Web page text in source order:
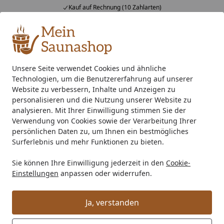
Unsere Seite verwendet Cookies und ähnliche
Technologien, um die Benutzererfahrung auf unserer
Website zu verbessern, Inhalte und Anzeigen zu
personalisieren und die Nutzung unserer Website zu
analysieren. Mit Ihrer Einwilligung stimmen Sie der
Verwendung von Cookies sowie der Verarbeitung Ihrer
persönlichen Daten zu, um Ihnen ein bestmögliches
Surferlebnis und mehr Funktionen zu bieten.
Sie können Ihre Einwilligung jederzeit in den Cookie-
Einstellungen anpassen oder widerrufen.
Ja, verstanden
Kauf auf Rechnung (10 Zahlarten)
Alle Produkte
Mein Konto
Suchen
Startseite
Zubehör Saunaausstattung Sauna Bankauflagen
Infraworld Bankauflagen-Set für
Sauna Gracil Complete 210